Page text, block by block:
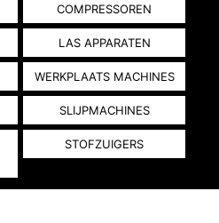
COMPRESSOREN
LAS APPARATEN
WERKPLAATS MACHINES
SLIJPMACHINES
STOFZUIGERS